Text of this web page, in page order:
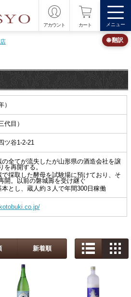
アカウント カート メニュー
目）
ツ谷1‐2‐21
全てが流失したが山形県の酒造会社を譲
を再開する。
採取した酵母を試験場に預けており、そ
開。以前の磐城壽を受け継ぐ
とし、蔵人約３人で年間300日稼働
新着順
🌐 翻訳